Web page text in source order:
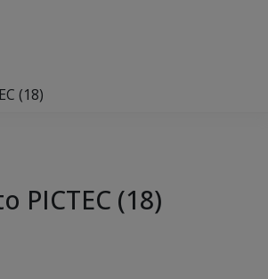
(18)
PICTEC (18)